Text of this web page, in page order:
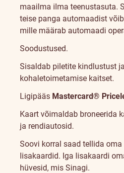
maailma ilma teenustasuta.
teise panga automaadist
mille määrab automaadi
Soodustused.
Sisaldab piletite kindlustust
kohaletoimetamise kaitset.
Ligipääs Mastercard®
Kaart võimaldab broneerida
ja rendiautosid.
Soovi korral saad tellida oma
lisakaardid. Iga lisakaardi
hüvesid, mis Sinagi.